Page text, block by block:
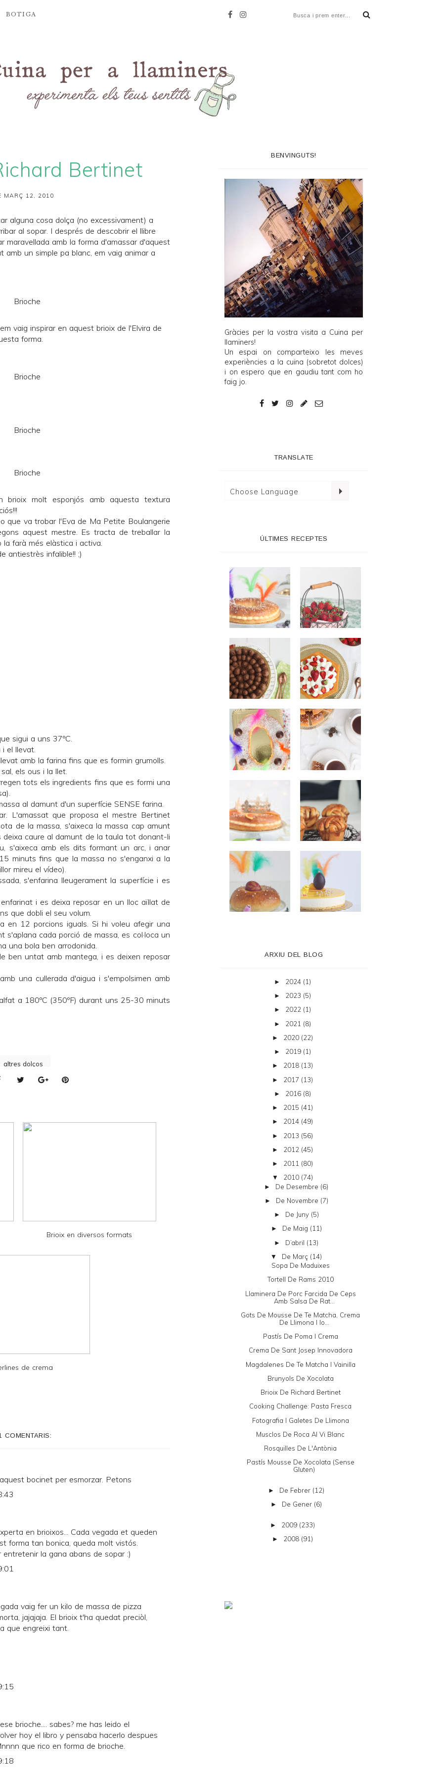
BOTIGA
Bertinet
MARÇ 12, 2010
alguna cosa dolça (no excessivament) a
al sopar. I després de descobrir el llibre
maravellada amb la forma d'amassar d'aquest
un simple pa blanc, em vaig animar a
vaig inspirar en aquest brioix de l'Elvira de
forma.
brioix molt esponjós amb aquesta textura
que va trobar l'Eva de Ma Petite Boulangerie
aquest mestre. Es tracta de treballar la
farà més elàstica i activa.
antiestrès infalible!! ;)
sigui a uns 37ºC.
i el llevat.
amb la farina fins que es formin grumolls.
els ous i la llet.
tots els ingredients fins que es formi una
al damunt d'un superfície SENSE farina.
L'amassat que proposa el mestre Bertinet
de la massa, s'aixeca la massa cap amunt
caure al damunt de la taula tot donant-li
s'aixeca amb els dits formant un arc, i anar
minuts fins que la massa no s'enganxi a la
mireu el vídeo).
s'enfarina lleugerament la superfície i es
i es deixa reposar en un lloc aïllat de
que dobli el seu volum.
en 12 porcions iguals. Si hi voleu afegir una
s'aplana cada porció de massa, es col·loca un
una bola ben arrodonida.
ben untat amb mantega, i es deixen reposar
una cullerada d'aigua i s'empolsimen amb
a 180ºC (350ºF) durant uns 25-30 minuts
altres dolços
Brioix en diversos formats
de crema
COMENTARIS:
bocinet per esmorzar. Petons
en brioixos... Cada vegada et queden
forma tan bonica, queda molt vistós.
la gana abans de sopar :)
vaig fer un kilo de massa de pizza
jajajaja. El brioix t'ha quedat preciòl,
que engreixi tant.
brioche.... sabes? me has leido el
hoy el libro y pensaba hacerlo despues
que rico en forma de brioche.
BENVINGUTS!
Gràcies per la vostra visita a Cuina per
llaminers!
Un espai on comparteixo les meves
experiències a la cuina (sobretot dolces)
i on espero que en gaudiu tant com ho
faig jo.
TRANSLATE
ÚLTIMES RECEPTES
ARXIU DEL BLOG
► 2024 (1)
► 2023 (5)
► 2022 (1)
► 2021 (8)
► 2020 (22)
► 2019 (1)
► 2018 (13)
► 2017 (13)
► 2016 (8)
► 2015 (41)
► 2014 (49)
► 2013 (56)
► 2012 (45)
► 2011 (80)
▼ 2010 (74)
► De Desembre (6)
► De Novembre (7)
► De Juny (5)
► De Maig (11)
► D’abril (13)
▼ De Març (14)
Sopa De Maduixes
Tortell De Rams 2010
Llaminera De Porc Farcida De Ceps
Amb Salsa De Rat...
Gots De Mousse De Te Matcha, Crema
De Llimona I Io...
Pastís De Poma I Crema
Crema De Sant Josep Innovadora
Magdalenes De Te Matcha I Vainilla
Brunyols De Xocolata
Brioix De Richard Bertinet
Cooking Challenge: Pasta Fresca
Fotografia I Galetes De Llimona
Musclos De Roca Al Vi Blanc
Rosquilles De L'Antònia
Pastís Mousse De Xocolata (sense
Gluten)
► De Febrer (12)
► De Gener (6)
► 2009 (233)
► 2008 (91)